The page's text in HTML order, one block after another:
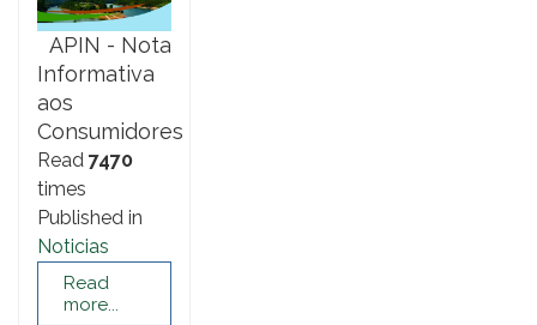
APIN - Nota
Informativa
aos
Consumidores
Read 7470
times
Published in
Noticias
Read
more...